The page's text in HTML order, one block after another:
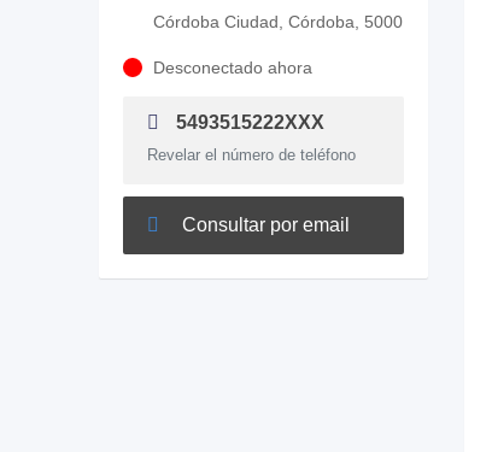
Córdoba Ciudad, Córdoba, 5000
Desconectado ahora
5493515222XXX
Revelar el número de teléfono
Consultar por email